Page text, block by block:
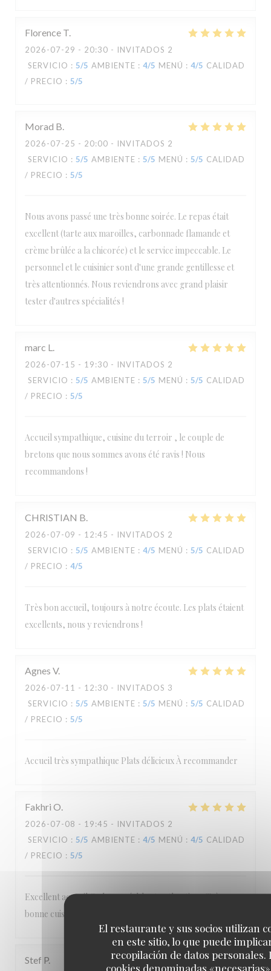
El restaurante y sus socios utilizan
en este sitio, lo que puede
recopilación de datos personales.
cookies denominadas
Florence T
2026-07-29 - 20:30 - INVITADOS 2
SERVICIO : 5/5 AMBIENTE : 4/5 MENÚ : 4/5 CALIDAD
/ PRECIO : 5/5
Morad B
2026-07-25 - 20:00 - INVITADOS 2
SERVICIO : 5/5 AMBIENTE : 5/5 MENÚ : 5/5 CALIDAD
/ PRECIO : 5/5
Nous avons passé une très bonne soirée. Le repas était
excellent (tarte aux maroilles, carbonnade flamande et
crème brûlée a la chicorée) et le service impeccable. Le
personnel et le cuisinier sont d'une grande gentillesse et
très attentionnés. Nous reviendrons avec grand plaisir
tester d'autres spécialités !
marc L
2026-07-15 - 19:30 - INVITADOS 2
SERVICIO : 5/5 AMBIENTE : 5/5 MENÚ : 5/5 CALIDAD
/ PRECIO : 5/5
Accueil sympathique, cuisine du terroir , le couple de
bretons que nous sommes avons été ravis ! Nous
recommandons !
CHRISTIAN B
2026-07-09 - 12:45 - INVITADOS 2
SERVICIO : 5/5 AMBIENTE : 4/5 MENÚ : 5/5 CALIDAD
/ PRECIO : 4/5
Très bon accueil, toujours à notre écoute. Les plats étaient
excellents, nous y reviendrons !
Agnes V
2026-07-11 - 12:30 - INVITADOS 3
SERVICIO : 5/5 AMBIENTE : 5/5 MENÚ : 5/5 CALIDAD
/ PRECIO : 5/5
Accueil très sympathique Plats délicieux À recommander
Fakhri O
2026-07-08 - 19:45 - INVITADOS 2
SERVICIO : 5/5 AMBIENTE : 4/5 MENÚ : 4/5 CALIDAD
/ PRECIO : 5/5
Excellent accueil Cadre agréable et authentique Très
bonne cuisine Personnel attentionné et sympathique
Stef P